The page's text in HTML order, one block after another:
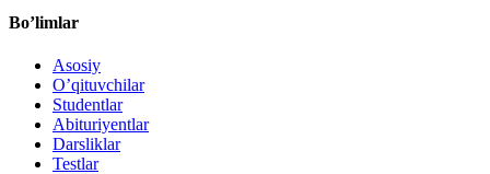
Bo’limlar
Asosiy
O’qituvchilar
Studentlar
Abituriyentlar
Darsliklar
Testlar